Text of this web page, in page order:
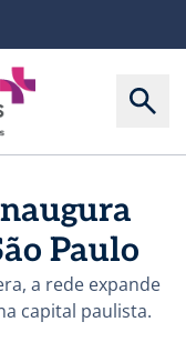
Paulo
a rede expande
capital paulista.